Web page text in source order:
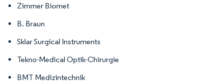
Zimmer Biomet
B. Braun
Sklar Surgical Instruments
Tekno-Medical Optik-Chirurgie
BMT Medizintechnik